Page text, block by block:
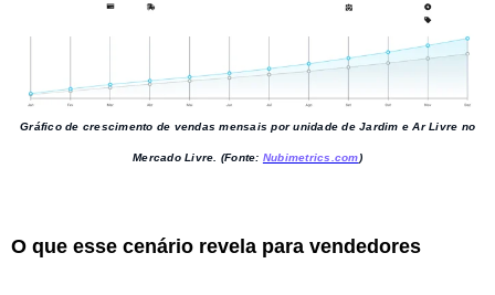
Gráfico de crescimento de vendas mensais por unidade de Jardim e Ar Livre no
Mercado Livre. (Fonte: Nubimetrics.com)
O que esse cenário revela para vendedores